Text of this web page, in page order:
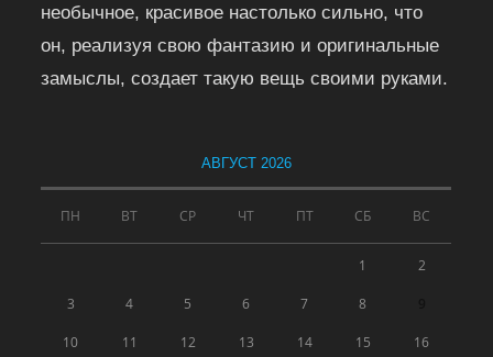
необычное, красивое настолько сильно, что
он, реализуя свою фантазию и оригинальные
замыслы, создает такую вещь своими руками.
АВГУСТ 2026
ПН ВТ СР ЧТ ПТ СБ ВС
1 2
3 4 5 6 7 8
10 11 12 13 14 15 16